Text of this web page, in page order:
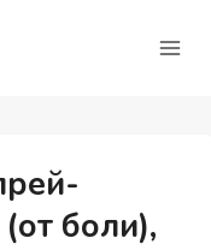
боли),